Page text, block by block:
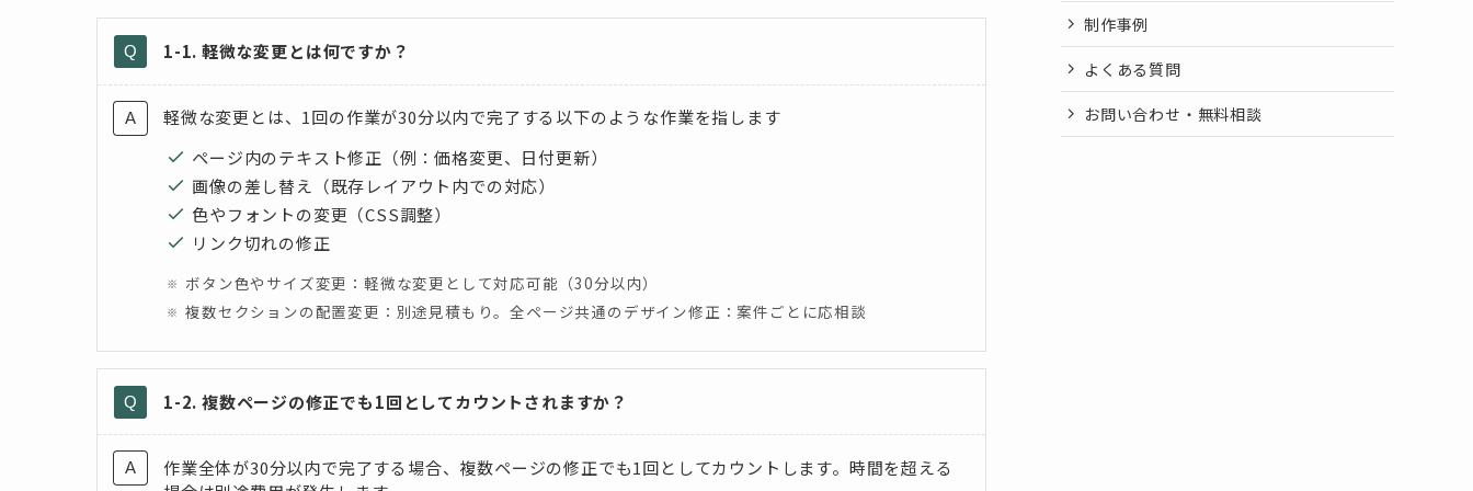
1-1. 軽微な変更とは何ですか？
軽微な変更とは、1回の作業が30分以内で完了する以下のような作業を指します
ページ内のテキスト修正（例：価格変更、日付更新）
画像の差し替え（既存レイアウト内での対応）
色やフォントの変更（CSS調整）
リンク切れの修正
ボタン色やサイズ変更：軽微な変更として対応可能（30分以内）
複数セクションの配置変更：別途見積もり。全ページ共通のデザイン修正：案件ごとに応相談
1-2. 複数ページの修正でも1回としてカウントされますか？
作業全体が30分以内で完了する場合、複数ページの修正でも1回としてカウントします。時間を超える
制作事例
よくある質問
お問い合わせ・無料相談